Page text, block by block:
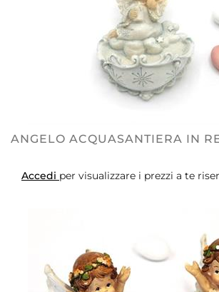
ANGELO ACQUASANTIERA IN
Accedi per visualizzare i prezzi a te